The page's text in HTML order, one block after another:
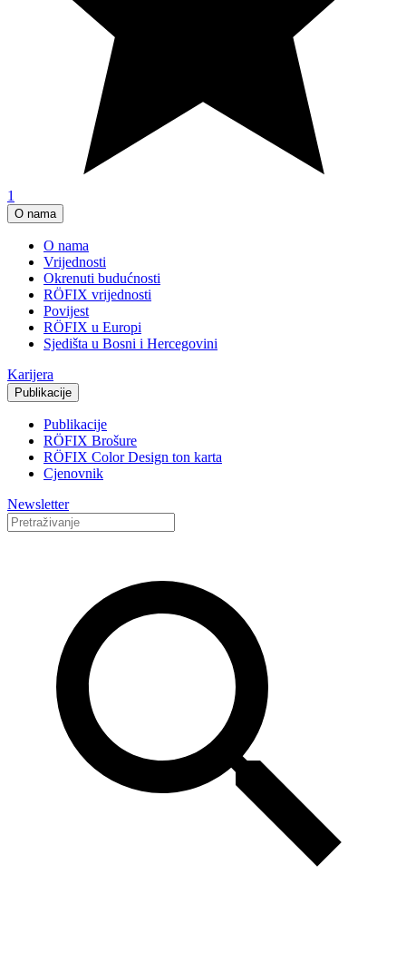
1
O nama
O nama
Vrijednosti
Okrenuti budućnosti
RÖFIX vrijednosti
Povijest
RÖFIX u Europi
Sjedišta u Bosni i Hercegovini
Karijera
Publikacije
Publikacije
RÖFIX Brošure
RÖFIX Color Design ton karta
Cjenovnik
Newsletter